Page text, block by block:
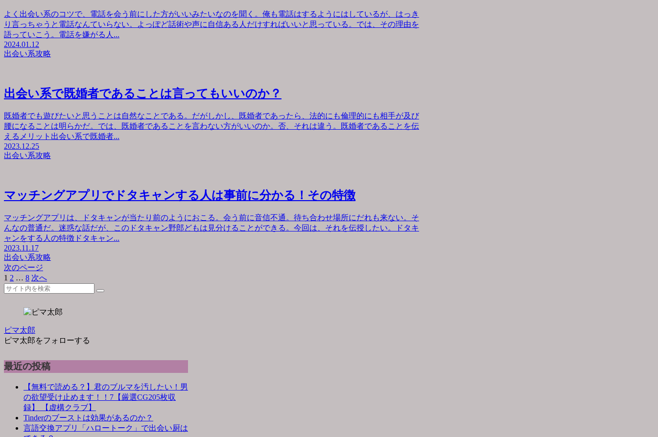
よく出会い系のコツで、電話を会う前にした方がいいみたいなのを聞く。俺も電話はするようにはしているが、はっき
り言っちゃうと電話なんていらない。よっぽど話術や声に自信ある人だけすればいいと思っている。では、その理由を
語っていこう。電話を嫌がる人...
2024.01.12
出会い系攻略
出会い系で既婚者であることは言ってもいいのか？
既婚者でも遊びたいと思うことは自然なことである。だがしかし、既婚者であったら、法的にも倫理的にも相手が及び
腰になることは明らかだ。では、既婚者であることを言わない方がいいのか。否、それは違う。既婚者であることを伝
えるメリット出会い系で既婚者...
2023.12.25
出会い系攻略
マッチングアプリでドタキャンする人は事前に分かる！その特徴
マッチングアプリは、ドタキャンが当たり前のようにおこる。会う前に音信不通。待ち合わせ場所にだれも来ない。そ
んなの普通だ。迷惑な話だが、このドタキャン野郎どもは見分けることができる。今回は、それを伝授したい。ドタキ
ャンをする人の特徴ドタキャン...
2023.11.17
出会い系攻略
次のページ
1 2 … 8 次へ
ピマ太郎
ピマ太郎をフォローする
最近の投稿
【無料で読める？】君のブルマを汚したい！男
の欲望受け止めます！！7【厳選CG205枚収
録】 【虚構クラブ】
Tinderのブーストは効果があるのか？
言語交換アプリ「ハロートーク」で出会い厨は